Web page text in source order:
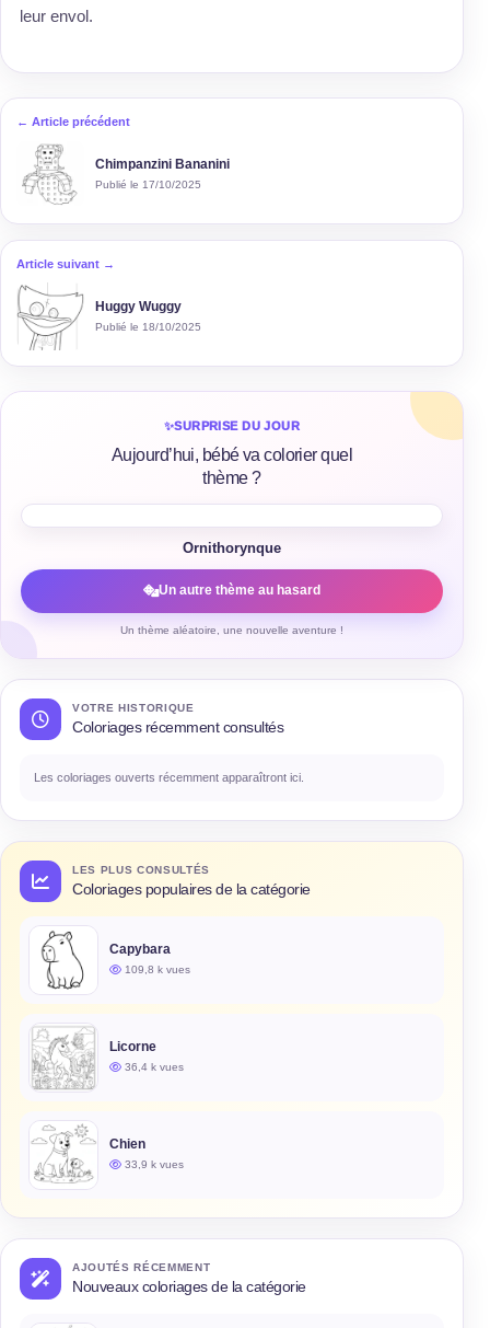
leur envol.
← Article précédent
Chimpanzini Bananini
Publié le 17/10/2025
Article suivant →
Huggy Wuggy
Publié le 18/10/2025
✨SURPRISE DU JOUR
Aujourd’hui, bébé va colorier quel
thème ?
Ornithorynque
Un autre thème au hasard
Un thème aléatoire, une nouvelle aventure !
VOTRE HISTORIQUE
Coloriages récemment consultés
Les coloriages ouverts récemment apparaîtront ici.
LES PLUS CONSULTÉS
Coloriages populaires de la catégorie
Capybara
109,8 k vues
Licorne
36,4 k vues
Chien
33,9 k vues
AJOUTÉS RÉCEMMENT
Nouveaux coloriages de la catégorie